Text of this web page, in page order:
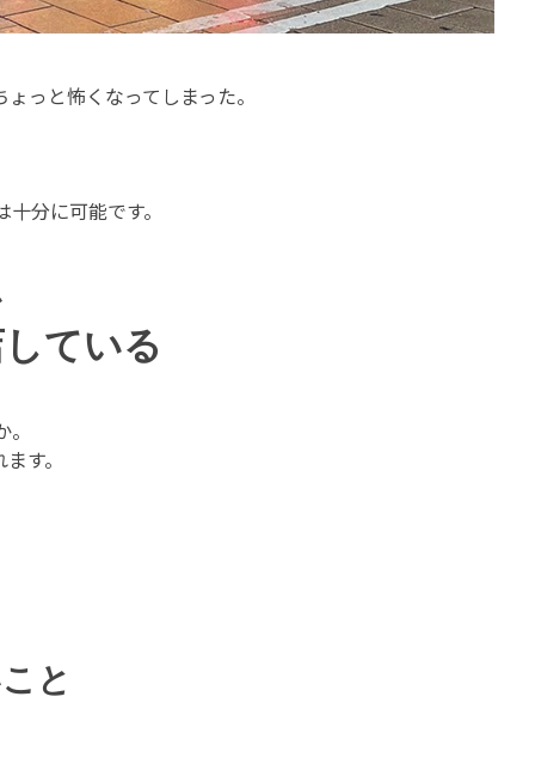
っと怖くなってしまった。
分に可能です。
ている
す。
と